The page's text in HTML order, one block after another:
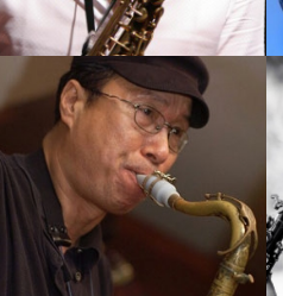
강의보기
박규현